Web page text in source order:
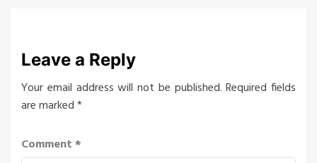
Leave a Reply
Your email address will not be published. Required fields
are marked*
Comment*